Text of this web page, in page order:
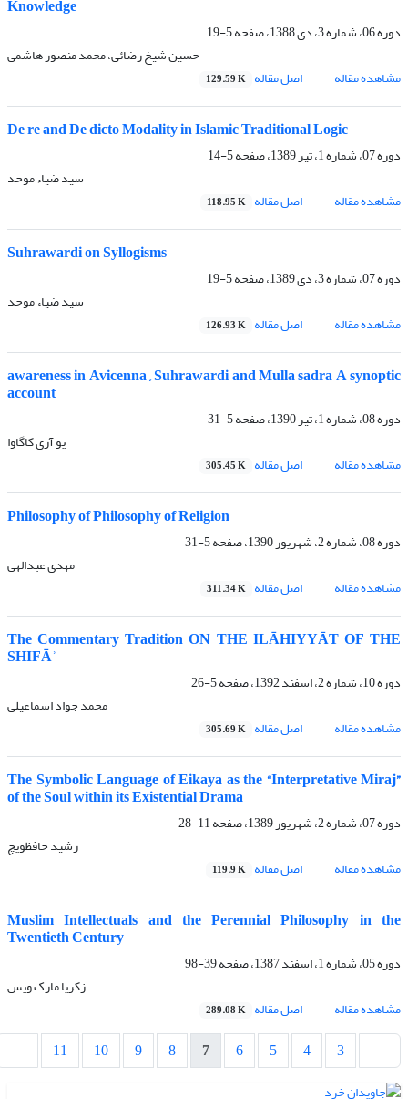
Knowledge
دوره 06، شماره 3، دی 1388، صفحه
5-19
حسین شیخ رضائی، محمد منصور هاشمی
مشاهده مقاله
اصل مقاله 129.59 K
De re and De dicto Modality in Islamic Traditional Logic
دوره 07، شماره 1، تیر 1389، صفحه
5-14
سید ضیاء موحد
مشاهده مقاله
اصل مقاله 118.95 K
Suhrawardi on Syllogisms
دوره 07، شماره 3، دی 1389، صفحه
5-19
سید ضیاء موحد
مشاهده مقاله
اصل مقاله 126.93 K
awareness in Avicenna , Suhrawardi and Mulla sadra A synoptic
account
دوره 08، شماره 1، تیر 1390، صفحه
5-31
یو آری کاگاوا
مشاهده مقاله
اصل مقاله 305.45 K
Philosophy of Philosophy of Religion
دوره 08، شماره 2، شهریور 1390، صفحه
5-31
مهدی عبدالهی
مشاهده مقاله
اصل مقاله 311.34 K
The Commentary Tradition ON THE ILĀHIYYĀT OF THE
SHIFĀʾ
دوره 10، شماره 2، اسفند 1392، صفحه
5-26
محمد جواد اسماعیلی
مشاهده مقاله
اصل مقاله 305.69 K
The Symbolic Language of Eikaya as the “Interpretative Miraj”
of the Soul within its Existential Drama
دوره 07، شماره 2، شهریور 1389، صفحه
11-28
رشید حافظویچ
مشاهده مقاله
اصل مقاله 119.9 K
Muslim Intellectuals and the Perennial Philosophy in the
Twentieth Century
دوره 05، شماره 1، اسفند 1387، صفحه
39-98
زکریا مارک ویس
مشاهده مقاله
اصل مقاله 289.08 K
3
4
5
6
7
8
9
10
11